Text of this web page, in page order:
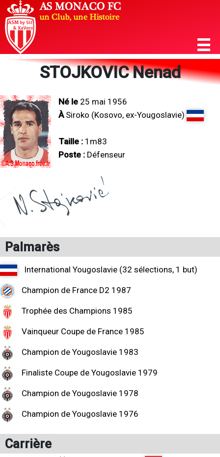
STOJKOVIC Nenad
Né le 25 mai 1956
ÀSiroko (Kosovo, ex-Yougoslavie)
Taille : 1m83
Poste : Défenseur
Palmarès
International Yougoslavie (32 sélections, 1 but)
Champion de France D2 1987
Trophée des Champions 1985
Vainqueur Coupe de France 1985
Champion de Yougoslavie 1983
Finaliste Coupe de Yougoslavie 1979
Champion de Yougoslavie 1978
Champion de Yougoslavie 1976
Carrière